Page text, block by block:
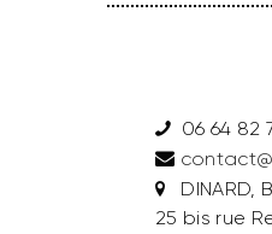
06 64 82
DINARD,
25 bis rue